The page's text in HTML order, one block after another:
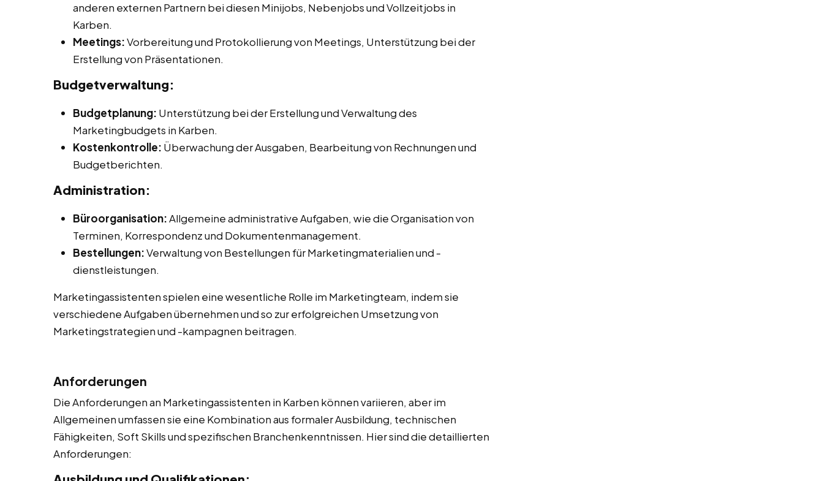
anderen externen Partnern bei diesen Minijobs, Nebenjobs und Vollzeitjobs in
Karben.
Meetings:Vorbereitung und Protokollierung von Meetings, Unterstützung bei der
Erstellung von Präsentationen.
Budgetverwaltung:
Budgetplanung: Unterstützung bei der Erstellung und Verwaltung des
Marketingbudgets in Karben.
Kostenkontrolle: Überwachung der Ausgaben, Bearbeitung von Rechnungen und
Budgetberichten.
Administration:
Büroorganisation:Allgemeine administrative Aufgaben, wie die Organisation von
Terminen, Korrespondenz und Dokumentenmanagement.
Bestellungen:Verwaltung von Bestellungen für Marketingmaterialien und -
dienstleistungen.
Marketingassistenten spielen eine wesentliche Rolle im Marketingteam, indem sie
verschiedene Aufgaben übernehmen und so zur erfolgreichen Umsetzung von
Marketingstrategien und -kampagnen beitragen.
Anforderungen
Die Anforderungen an Marketingassistenten in Karben können variieren, aber im
Allgemeinen umfassen sie eine Kombination aus formaler Ausbildung, technischen
Fähigkeiten, Soft Skills und spezifischen Branchenkenntnissen. Hier sind die detaillierten
Anforderungen: